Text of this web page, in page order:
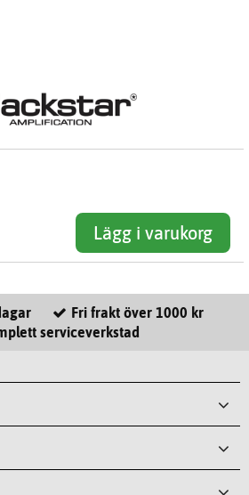
Lägg i varukorg
Fri frakt över 1000 kr
serviceverkstad